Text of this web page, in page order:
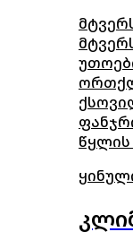
წყლის